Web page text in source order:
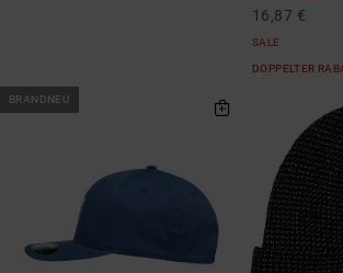
16,87 €
SALE
DOPPELTER
BRANDNEU